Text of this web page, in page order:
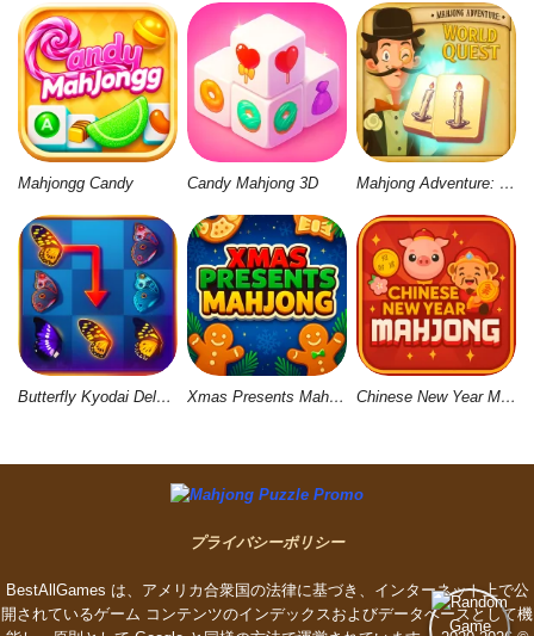
Mahjongg Candy Candy Mahjong 3D Mahjong Adventure: World Quest
Butterfly Kyodai Deluxe 2 Xmas Presents Mahjong Chinese New Year Mahjong
プライバシーポリシー
BestAllGames は、アメリカ合衆国の法律に基づき、インターネット上で公
開されているゲーム コンテンツのインデックスおよびデータベースとして機